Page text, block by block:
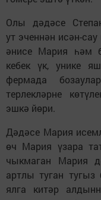
Олы дәдәсе
ут эченнән исән-
әнисе Мария һәм
кебек үк, унике
фермада
терлекләрне
эшкә йөри.
Дәдәсе Мария
өч Мария үзара
чыкмаган Мария
артлы туган
ялга китәр